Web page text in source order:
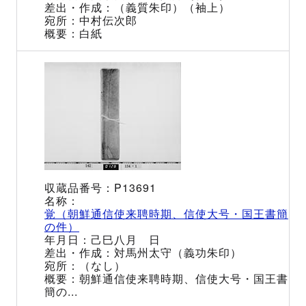
（義質朱印）（袖上）
中村伝次郎
白紙
P13691
覚（朝鮮通信使来聘時期、信使大号・国王書簡
の件）
己巳八月 日
対馬州太守（義功朱印）
（なし）
朝鮮通信使来聘時期、信使大号・国王書
簡の...